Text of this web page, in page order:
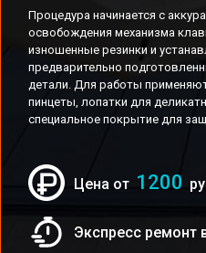
Процедура начинается с
освобождения механизма
изношенные резинки и
предварительно
детали. Для работы
пинцеты, лопатки для
специальное покрытие для
Цена от 1200
Экспресс ремонт